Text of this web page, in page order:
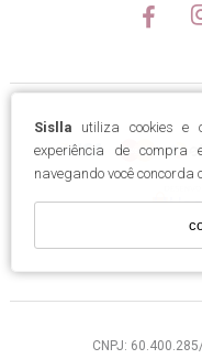
Sislla utiliza cookies e
experiência de compra
navegando você concorda
CNPJ: